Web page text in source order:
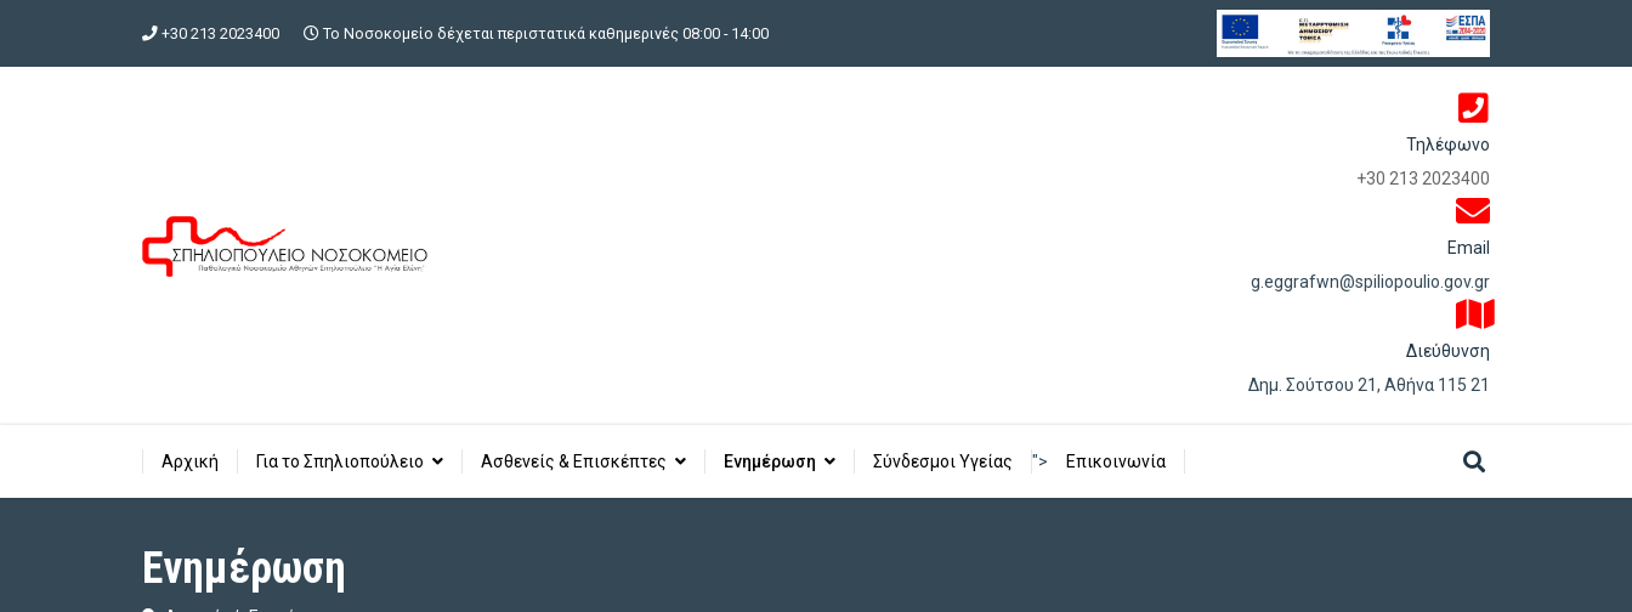
+30 213 2023400 Το Νοσοκομείο δέχεται περιστατικά καθημερινές 08:00 - 14:00
Τηλέφωνο
+30 213 2023400
Email
g.eggrafwn@spiliopoulio.gov.gr
Διεύθυνση
Δημ. Σούτσου 21, Αθήνα 115 21
Αρχική Για το Σπηλιοπούλειο Ασθενείς & Επισκέπτες Ενημέρωση Σύνδεσμοι Υγείας "> Επικοινωνία
Ενημέρωση